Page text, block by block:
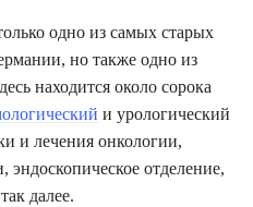
одно из самых старых
но также одно из
находится около сорока
и урологический
и лечения онкологии,
эндоскопическое отделение,
далее.